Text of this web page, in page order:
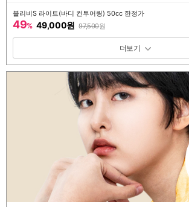
블리비S 라이트(바디 컨투어링) 50cc 한정가
49% 49,000원 97,500원
패키지 보기 토글